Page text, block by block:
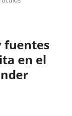
fuentes
en el